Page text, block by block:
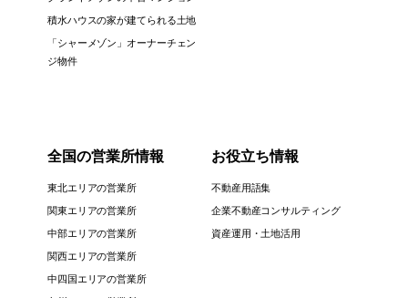
積水ハウスの家が建てられる土地
「シャーメゾン」オーナーチェン
ジ物件
全国の営業所情報
東北エリアの営業所
関東エリアの営業所
中部エリアの営業所
関西エリアの営業所
中四国エリアの営業所
お役立ち情報
不動産用語集
企業不動産コンサルティング
資産運用・土地活用